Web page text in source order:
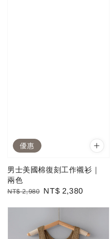
優惠
男士美國棉復刻工作襯衫｜
兩色
Regular
NT$ 2,980 Sale
NT$ 2,380